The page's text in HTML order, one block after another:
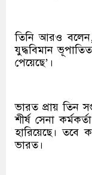
তিনি আরও বলেন,
যুদ্ধবিমান
পেয়েছে’।
ভারত প্রায় তিন
শীর্ষ সেনা
হারিয়েছে। তবে
ভারত।